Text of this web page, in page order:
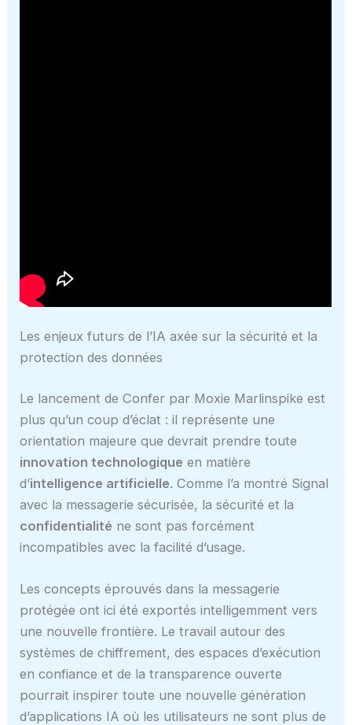
Les enjeux futurs de l’IA axée sur la sécurité et la
protection des données
Le lancement de Confer par Moxie Marlinspike est
plus qu’un coup d’éclat : il représente une
orientation majeure que devrait prendre toute
innovation technologique en matière
d’intelligence artificielle. Comme l’a montré Signal
avec la messagerie sécurisée, la sécurité et la
confidentialité ne sont pas forcément
incompatibles avec la facilité d’usage.
Les concepts éprouvés dans la messagerie
protégée ont ici été exportés intelligemment vers
une nouvelle frontière. Le travail autour des
systèmes de chiffrement, des espaces d’exécution
en confiance et de la transparence ouverte
pourrait inspirer toute une nouvelle génération
d’applications IA où les utilisateurs ne sont plus de